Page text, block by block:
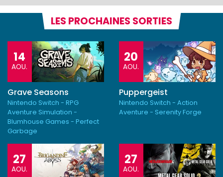
LES PROCHAINES SORTIES
14
AOU.
Grave Seasons
Nintendo Switch - RPG
Aventure Simulation -
Blumhouse Games - Perfect
Garbage
20
AOU.
Puppergeist
Nintendo Switch - Action
Aventure - Serenity Forge
27
AOU.
27
AOU.